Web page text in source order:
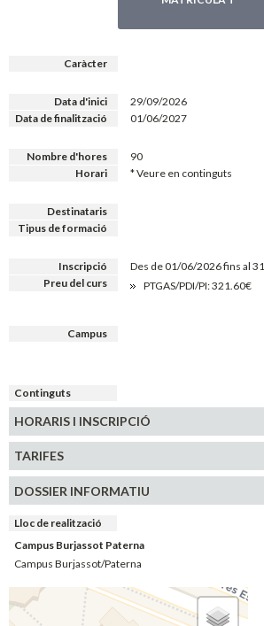
Caràcter
Data d'inici
29/09/2026
Data de finalització
01/06/2027
Nombre d'hores
90
Horari
* Veure en continguts
Destinataris
Tipus de formació
Inscripció
Des de 01/06/2026 fins al
Preu del curs
PTGAS/PDI/PI: 321.60€
Campus
Continguts
HORARIS I INSCRIPCIÓ
TARIFES
DOSSIER INFORMATIU
Lloc de realització
Campus Burjassot Paterna
Campus Burjassot/Paterna